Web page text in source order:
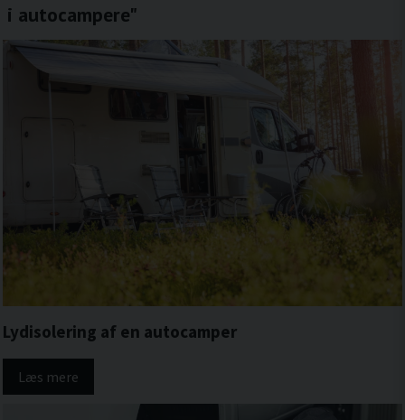
i autocampere"
Lydisolering af en autocamper
Læs mere